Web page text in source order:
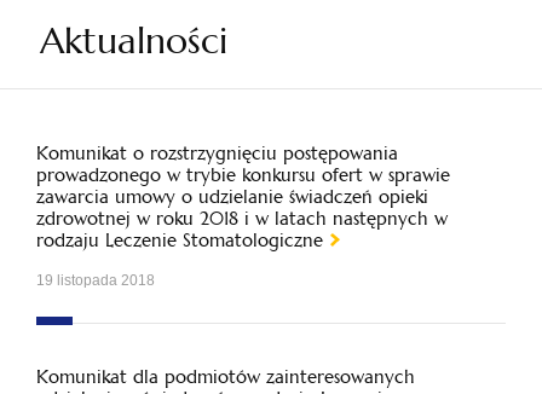
Aktualności
Komunikat o rozstrzygnięciu postępowania
prowadzonego w trybie konkursu ofert w sprawie
zawarcia umowy o udzielanie świadczeń opieki
zdrowotnej w roku 2018 i w latach następnych w
rodzaju Leczenie Stomatologiczne
19 listopada 2018
Komunikat dla podmiotów zainteresowanych